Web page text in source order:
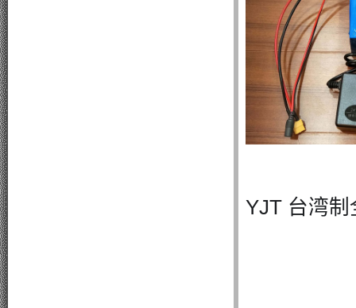
YJT 台湾制